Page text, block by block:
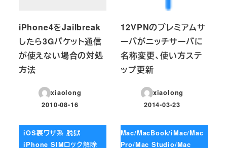
iPhone4をJailbreak
したら3Gパケット通信
が使えない場合の対処
方法
xiaolong
投稿日
2010-08-16
12VPNのプレミアムサ
ーバがニッチサーバに
名称変更、使い方ステ
ップ更新
xiaolong
投稿日
2014-03-23
iOS裏ワザ系 脱獄
iPhone SIMロック解除
Mac/MacBook/iMac/Mac
Pro/Mac Studio/Mac